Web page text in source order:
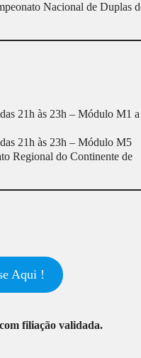
Nacional de Duplas
21h às 23h – Módulo M1 a
21h às 23h – Módulo M5
Regional do Continente de
Aqui !
filiação validada.